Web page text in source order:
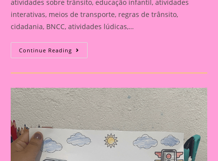
atividades sobre trânsito, educação infantil, atividades
interativas, meios de transporte, regras de trânsito,
cidadania, BNCC, atividades lúdicas,…
Continue Reading ATIVIDADE
INTERATIVA
O
E
TRÂNSITO
PARA
EDUCAÇÃO
INFANTIL